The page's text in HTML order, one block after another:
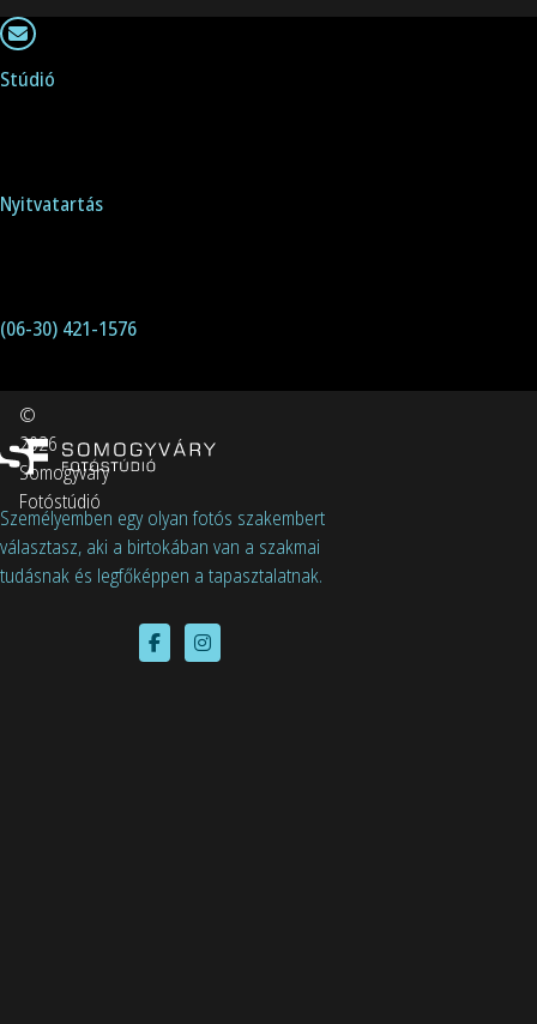
Stúdió
Nyitvatartás
(06-30) 421-1576
Személyemben egy olyan fotós szakembert
választasz, aki a birtokában van a szakmai
tudásnak és legfőképpen a tapasztalatnak.
©
2026
Somogyváry
Fotóstúdió